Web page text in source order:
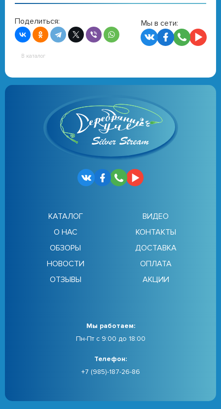
Поделиться: Мы в сети:
В каталог
КАТАЛОГ
О НАС
ОБЗОРЫ
НОВОСТИ
ОТЗЫВЫ
ВИДЕО
КОНТАКТЫ
ДОСТАВКА
ОПЛАТА
АКЦИИ
Мы работаем:
Пн-Пт с 9:00 до 18:00
Телефон:
+7 (985)-187-26-86